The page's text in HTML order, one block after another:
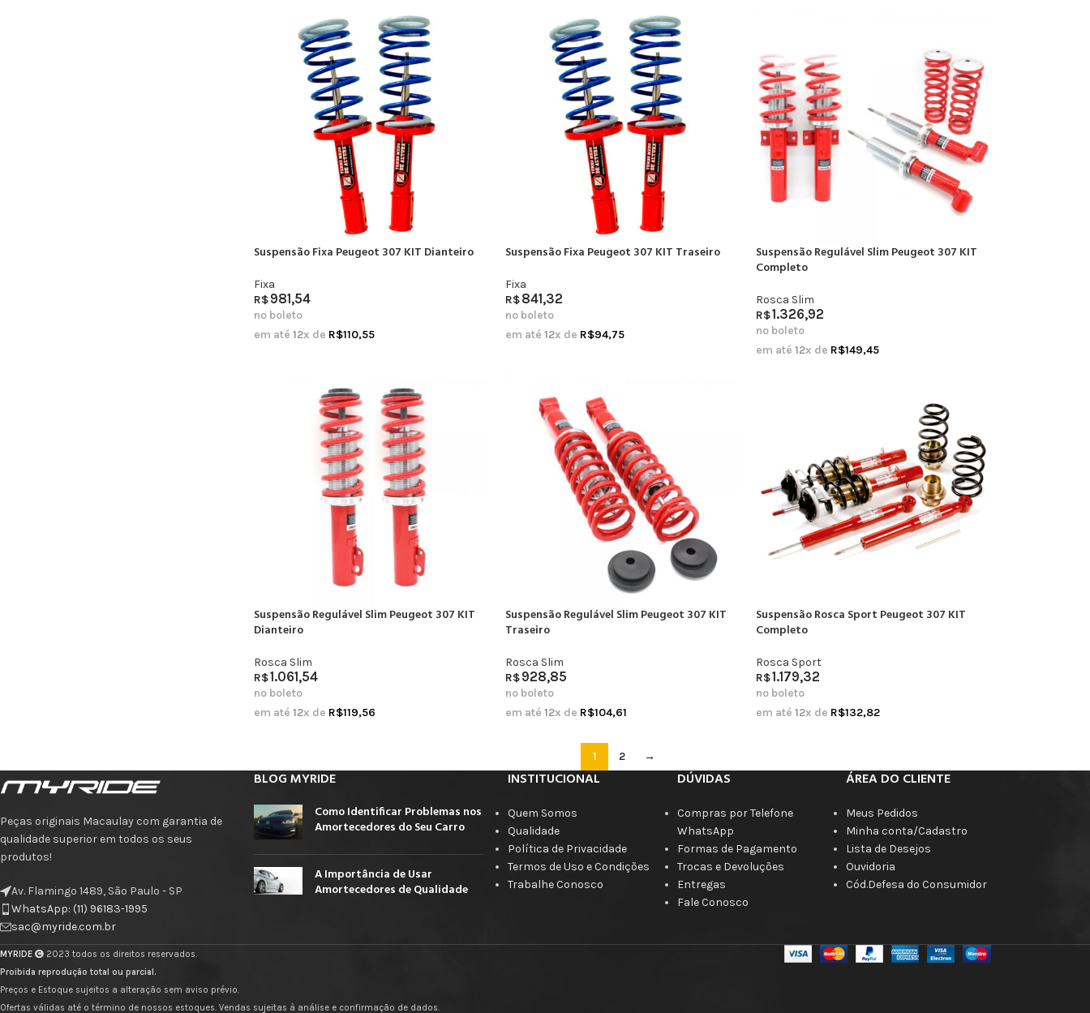
Suspensão Fixa Peugeot 307 KIT Dianteiro
Fixa
R$981,54
no boleto
em até 12x de R$110,55
Suspensão Fixa Peugeot 307 KIT Traseiro
Fixa
R$841,32
no boleto
em até 12x de R$94,75
Suspensão Regulável Slim Peugeot 307 KIT
Completo
Rosca Slim
R$1.326,92
no boleto
em até12x de R$149,45
Suspensão Regulável Slim Peugeot 307 KIT
Dianteiro
Rosca Slim
R$1.061,54
no boleto
em até 12x de R$119,56
Suspensão Regulável Slim Peugeot 307 KIT
Traseiro
Rosca Slim
R$928,85
no boleto
em até 12x de R$104,61
Suspensão Rosca Sport Peugeot 307 KIT
Completo
Rosca Sport
R$1.179,32
no boleto
em até12x de R$132,82
1 2 →
Peças originais Macaulay com garantia de
qualidade superior em todos os seus
produtos!
Av. Flamingo 1489, São Paulo - SP
WhatsApp: (11) 96183-1995
sac@myride.com.br
BLOG MYRIDE
Como Identificar Problemas nos
Amortecedores do Seu Carro
A Importância de Usar
Amortecedores de Qualidade
INSTITUCIONAL
Quem Somos
Qualidade
Política de Privacidade
Termos de Uso e Condições
Trabalhe Conosco
DÚVIDAS
Compras por Telefone
WhatsApp
Formas de Pagamento
Trocas e Devoluções
Entregas
Fale Conosco
ÁREA DO CLIENTE
Meus Pedidos
Minha conta/Cadastro
Lista de Desejos
Ouvidoria
Cód.Defesa do Consumidor
MYRIDE
2023 todos os direitos reservados.
Proibida reprodução total ou parcial.
Preços e Estoque sujeitos a alteração sem aviso prévio.
Ofertas válidas até o término de nossos estoques. Vendas sujeitas à análise e confirmação de dados.